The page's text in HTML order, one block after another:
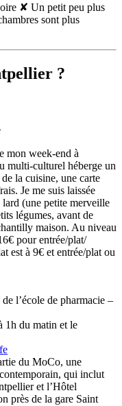
✘ Un petit peu plus
sont plus
?
mon week-end à
multi-culturel héberge un
la cuisine, une carte
Je me suis laissée
lard (une petite merveille
légumes, avant de
maison. Au niveau
pour entrée/plat/
est à 9€ et entrée/plat ou
l’école de pharmacie –
1h du matin et le
du MoCo, une
qui inclut
et l’Hôtel
près de la gare Saint